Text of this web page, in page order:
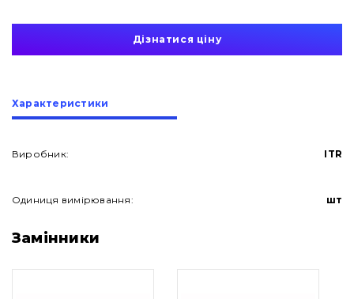
Про нас
Дізнатися ціну
Характеристики
Виробник: ITR
Одиниця вимірювання: шт
Замінники